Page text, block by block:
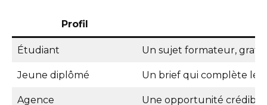
Profil
Étudiant Un sujet formateur,
Jeune diplômé Un brief qui complète le
Agence Une opportunité crédible